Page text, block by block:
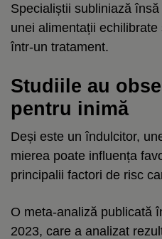
Specialiștii subliniază
unei alimentații
într-un tratament.
Studiile au
pentru inimă
Deși este un îndulcitor,
mierea poate influența
principalii factori de risc
O meta-analiză publicată
2023, care a analizat